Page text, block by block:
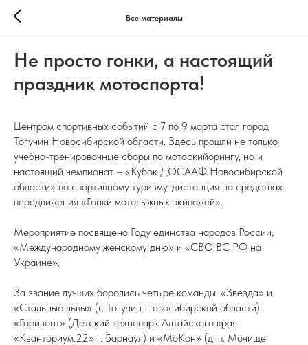
Все материалы
Не просто гонки, а настоящий
праздник мотоспорта!
Центром спортивных событий с 7 по 9 марта стал город
Тогучин Новосибирской области. Здесь прошли не только
учебно-тренировочные сборы по мотоскийорингу, но и
настоящий чемпионат – «Кубок ДОСААФ Новосибирской
области» по спортивному туризму, дистанция на средствах
передвижения «Гонки мотолыжных экипажей».
Мероприятие посвящено Году единства народов России,
«Международному женскому дню» и «СВО ВС РФ на
Украине».
За звание лучших боролись четыре команды: «Звезда» и
«Стальные львы» (г. Тогучин Новосибирской области),
«Горизонт» (Детский технопарк Алтайского края
«Кванториум.22» г. Барнаул) и «МоКон» (д. п. Мочище